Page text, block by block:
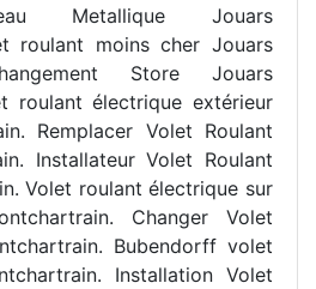
Metallique Jouars
roulant moins cher Jouars
Store Jouars
roulant électrique extérieur
Remplacer Volet Roulant
Installateur Volet Roulant
Volet roulant électrique sur
Changer Volet
Bubendorff volet
Installation Volet